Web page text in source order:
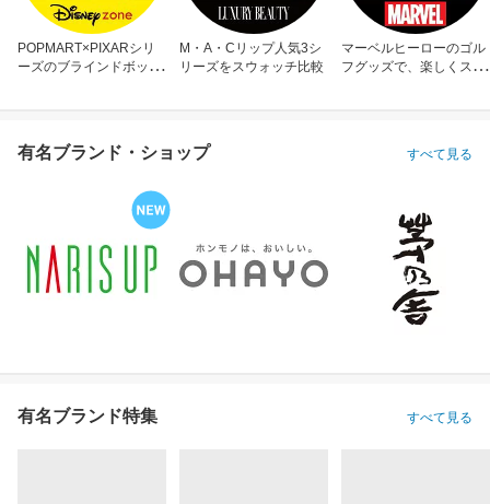
POPMART×PIXARシリ
ーズのブラインドボック
M・A・Cリップ人気3シ
リーズをスウォッチ比較
マーベルヒーローのゴル
フグッズで、楽しくスコ
有名ブランド・ショップ すべて見る
有名ブランド特集 すべて見る